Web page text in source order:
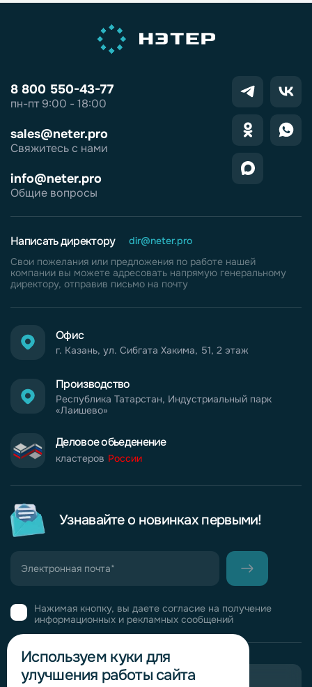
8 800 550-43-77
пн-пт 9:00 - 18:00
sales@neter.pro
Свяжитесь с нами
info@neter.pro
Общие вопросы
Деловое обьеденение
кластеров России
Производство
Республика Татарстан, Индустриальный парк
«Лаишево»
Офис
г. Казань, ул. Сибгата Хакима, 51, 2 этаж
Написать директору
dir@neter.pro
Свои пожелания или предложения по работе нашей
компании вы можете адресовать напрямую генеральному
директору, отправив письмо на почту
Узнавайте о новинках первыми!
Нажимая кнопку, вы даете согласие на получение
информационных и рекламных сообщений
Пригласить в тендер
Используем куки для
улучшения работы сайта